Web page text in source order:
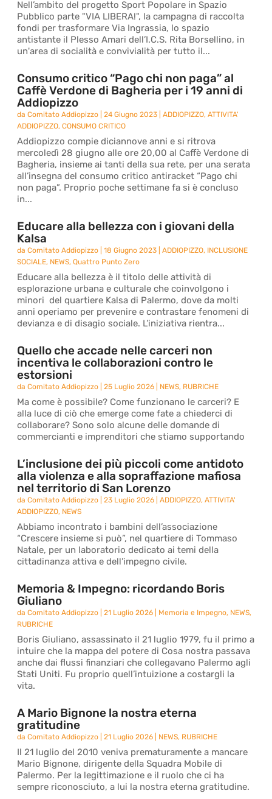
Nell’ambito del progetto Sport Popolare in Spazio
Pubblico parte "VIA LIBERA!", la campagna di raccolta
fondi per trasformare Via Ingrassia, lo spazio
antistante il Plesso Amari dell’I.C.S. Rita Borsellino, in
un'area di socialità e convivialità per tutto il...
Consumo critico “Pago chi non paga” al
Caffè Verdone di Bagheria per i 19 anni di
Addiopizzo
daComitato Addiopizzo |24 Giugno 2023 |ADDIOPIZZO,ATTIVITA'
ADDIOPIZZO,CONSUMO CRITICO
Addiopizzo compie diciannove anni e si ritrova
mercoledì 28 giugno alle ore 20,00 al Caffè Verdone di
Bagheria, insieme ai tanti della sua rete, per una serata
all’insegna del consumo critico antiracket “Pago chi
non paga”. Proprio poche settimane fa si è concluso
in...
Educare alla bellezza con i giovani della
Kalsa
daComitato Addiopizzo |18 Giugno 2023 |ADDIOPIZZO, INCLUSIONE
SOCIALE, NEWS,Quattro Punto Zero
Educare alla bellezza è il titolo delle attività di
esplorazione urbana e culturale che coinvolgono i
minori del quartiere Kalsa di Palermo, dove da molti
anni operiamo per prevenire e contrastare fenomeni di
devianza e di disagio sociale. L’iniziativa rientra...
Quello che accade nelle carceri non
incentiva le collaborazioni contro le
estorsioni
daComitato Addiopizzo |25 Luglio 2026 NEWS, RUBRICHE
Ma come è possibile? Come funzionano le carceri? E
alla luce di ciò che emerge come fate a chiederci di
collaborare? Sono solo alcune delle domande di
commercianti e imprenditori che stiamo supportando
L’inclusione dei più piccoli come antidoto
alla violenza e alla sopraffazione mafiosa
nel territorio di San Lorenzo
daComitato Addiopizzo |23 Luglio 2026 |ADDIOPIZZO,ATTIVITA'
ADDIOPIZZO, NEWS
Abbiamo incontrato i bambini dell’associazione
“Crescere insieme si può”, nel quartiere di Tommaso
Natale, per un laboratorio dedicato ai temi della
cittadinanza attiva e dell’impegno civile.
Memoria & Impegno: ricordando Boris
Giuliano
daComitato Addiopizzo |21 Luglio 2026 Memoria e Impegno, NEWS,
RUBRICHE
Boris Giuliano, assassinato il 21 luglio 1979, fu il primo a
intuire che la mappa del potere di Cosa nostra passava
anche dai flussi finanziari che collegavano Palermo agli
Stati Uniti. Fu proprio quell’intuizione a costargli la
vita.
A Mario Bignone la nostra eterna
gratitudine
daComitato Addiopizzo |21 Luglio 2026 NEWS, RUBRICHE
Il 21 luglio del 2010 veniva prematuramente a mancare
Mario Bignone, dirigente della Squadra Mobile di
Palermo. Per la legittimazione e il ruolo che ci ha
sempre riconosciuto, a lui la nostra eterna gratitudine.